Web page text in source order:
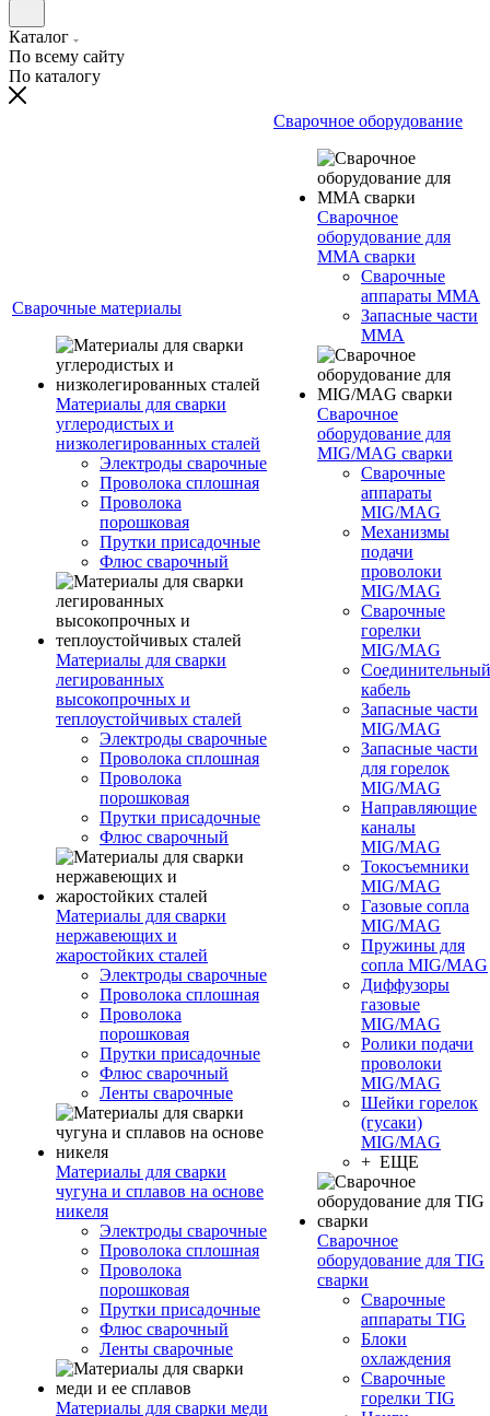
Каталог
По всему сайту
По каталогу
Сварочные материалы
Материалы для сварки
углеродистых и
низколегированных сталей
Электроды сварочные
Проволока сплошная
Проволока
порошковая
Прутки присадочные
Флюс сварочный
Материалы для сварки
легированных
высокопрочных и
теплоустойчивых сталей
Электроды сварочные
Проволока сплошная
Проволока
порошковая
Прутки присадочные
Флюс сварочный
Материалы для сварки
нержавеющих и
жаростойких сталей
Электроды сварочные
Проволока сплошная
Проволока
порошковая
Прутки присадочные
Флюс сварочный
Ленты сварочные
Материалы для сварки
чугуна и сплавов на основе
никеля
Электроды сварочные
Проволока сплошная
Проволока
порошковая
Прутки присадочные
Флюс сварочный
Ленты сварочные
Материалы для сварки меди
Сварочное оборудование
Сварочное
оборудование для
MMA сварки
Сварочные
аппараты MMA
Запасные части
MMA
Сварочное
оборудование для
MIG/MAG сварки
Сварочные
аппараты
MIG/MAG
Механизмы
подачи
проволоки
MIG/MAG
Сварочные
горелки
MIG/MAG
Соединительный
кабель
Запасные части
MIG/MAG
Запасные части
для горелок
MIG/MAG
Направляющие
каналы
MIG/MAG
Токосъемники
MIG/MAG
Газовые сопла
MIG/MAG
Пружины для
сопла MIG/MAG
Диффузоры
газовые
MIG/MAG
Ролики подачи
проволоки
MIG/MAG
Шейки горелок
(гусаки)
MIG/MAG
+ ЕЩЕ
Сварочное
оборудование для TIG
сварки
Сварочные
аппараты TIG
Блоки
охлаждения
Сварочные
горелки TIG